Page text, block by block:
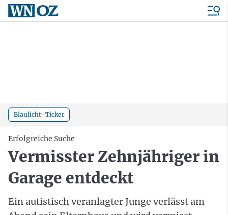
Blaulicht-Ticker
Erfolgreiche Suche
Vermisster Zehnjähriger in
Garage entdeckt
Ein autistisch veranlagter Junge verlässt am